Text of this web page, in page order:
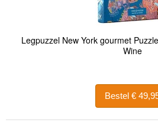
Legpuzzel New York gourmet
Wine
Bestel €